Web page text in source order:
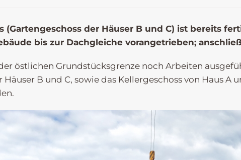
(Gartengeschoss der Häuser B und C) ist bereits
bis zur Dachgleiche vorangetrieben;
östlichen Grundstücksgrenze noch Arbeiten
Häuser B und C, sowie das Kellergeschoss von Haus